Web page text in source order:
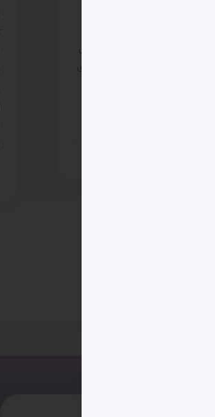
به 5 میلیارد دلار، سرمایه گذاری 150 میلیون دلاری